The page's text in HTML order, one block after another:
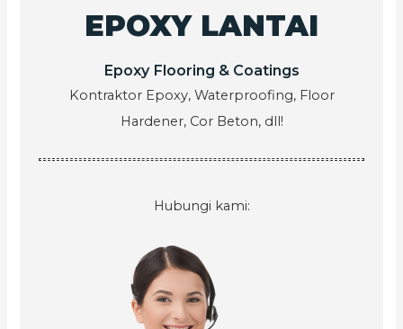
EPOXY LANTAI
Epoxy Flooring & Coatings
Kontraktor Epoxy, Waterproofing, Floor
Hardener, Cor Beton, dll!
Hubungi kami: